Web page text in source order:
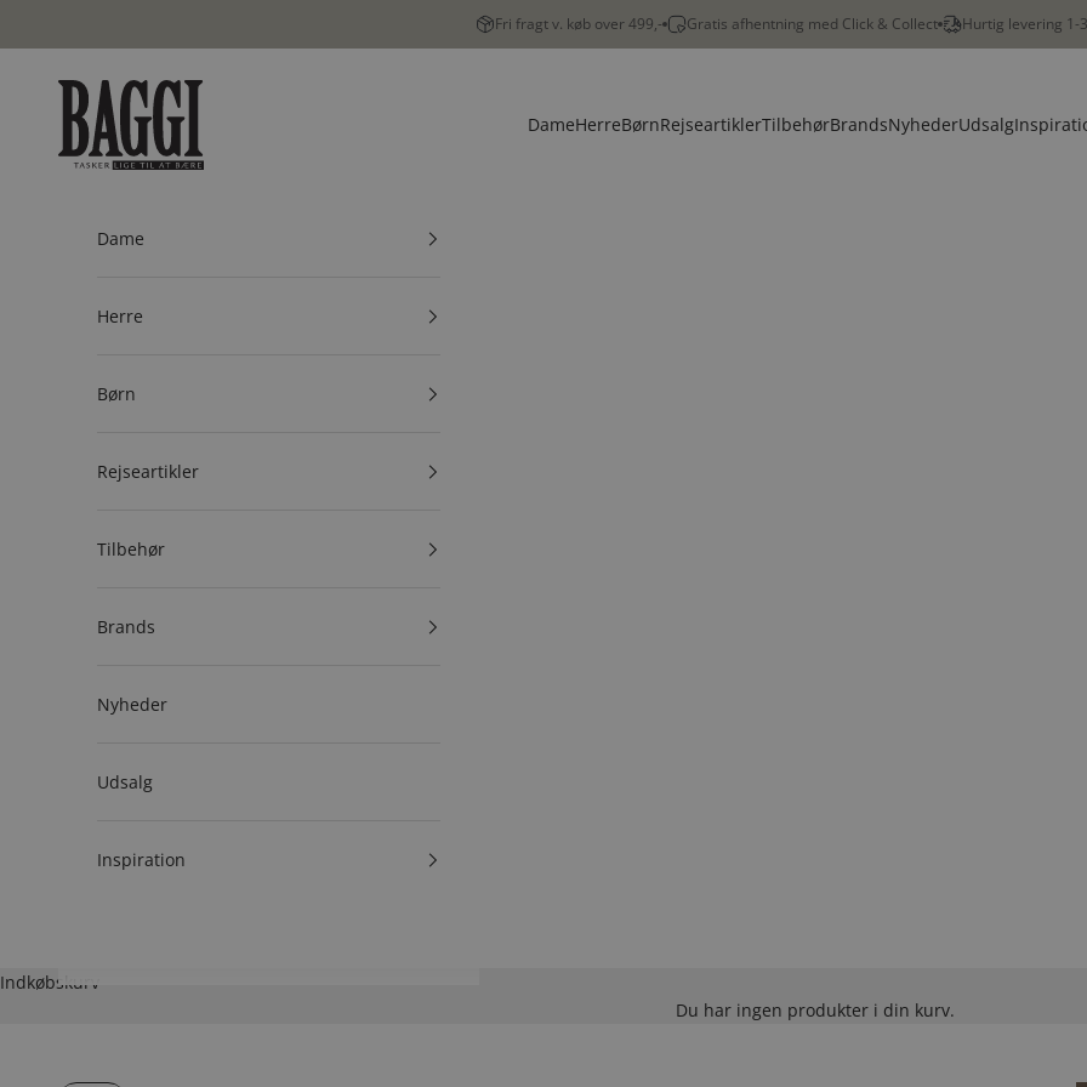
Fri fragt v. køb over 499,- Gratis afhentning med Click & Collect Hurtig levering 1-
BAGGI
DameHerreBørnRejseartiklerTilbehørBrandsNyhederUdsalg
Dame
Herre
Børn
Rejseartikler
Tilbehør
Brands
Nyheder
Udsalg
Inspiration
Indkøbskurv
Du har ingen produkter i din kurv.